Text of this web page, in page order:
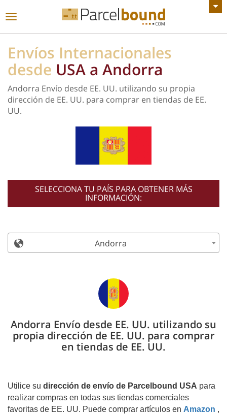
VER TODOS LOS ANUNCIOS
Navegación
Envíos Internacionales
desde USA a Andorra
Andorra Envío desde EE. UU. utilizando su propia
dirección de EE. UU. para comprar en tiendas de EE.
UU.
SELECCIONA TU PAÍS PARA OBTENER MÁS
INFORMACIÓN:
Andorra
Andorra Envío desde EE. UU. utilizando su
propia dirección de EE. UU. para comprar
en tiendas de EE. UU.
Utilice su dirección de envío de Parcelbound USA para
realizar compras en todas sus tiendas comerciales
favoritas de EE. UU. Puede comprar artículos en Amazon ,